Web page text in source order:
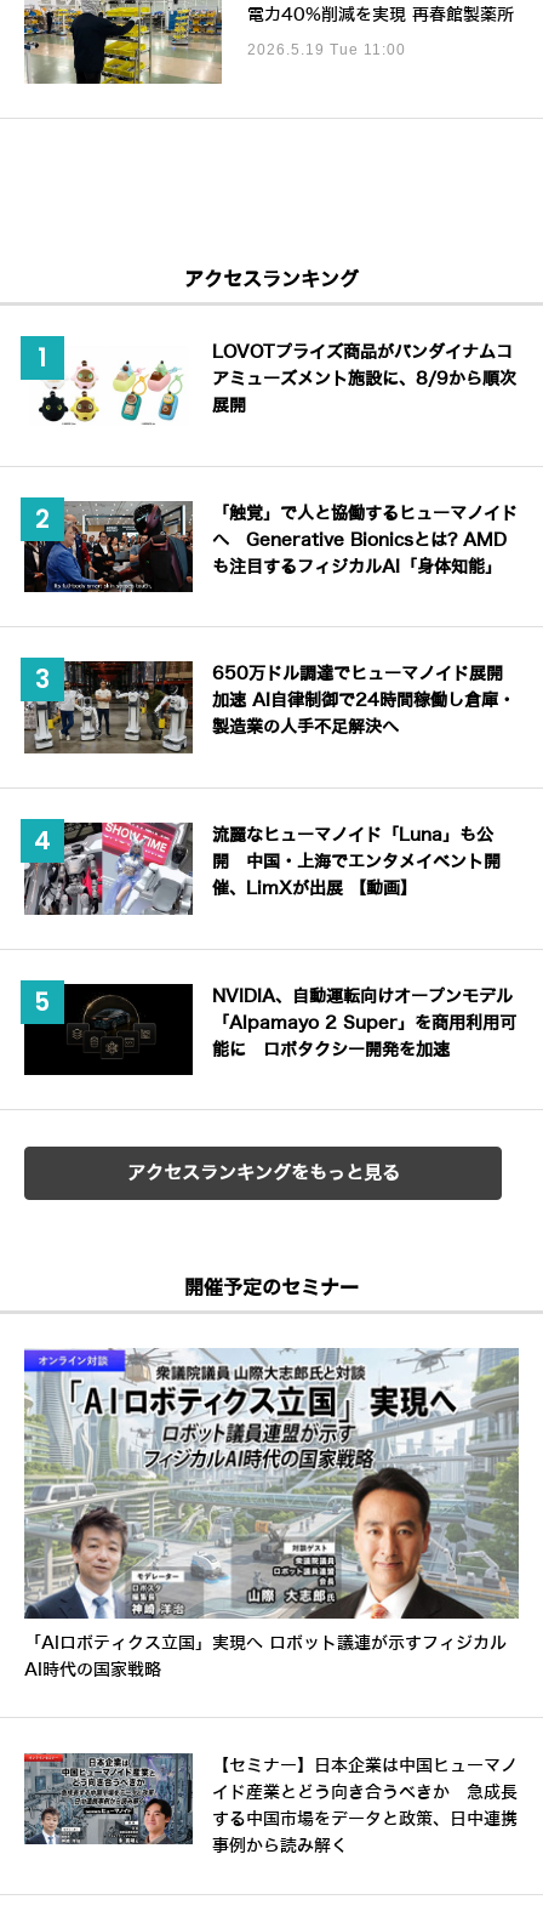
電力40%削減を実現 再春館製薬所
2026.5.19 Tue 11:00
アクセスランキング
LOVOTプライズ商品がバンダイナムコ
アミューズメント施設に、8/9から順次
展開
「触覚」で人と協働するヒューマノイド
へ Generative Bionicsとは? AMD
も注目するフィジカルAI「身体知能」
650万ドル調達でヒューマノイド展開
加速 AI自律制御で24時間稼働し倉庫・
製造業の人手不足解決へ
流麗なヒューマノイド「Luna」も公
開 中国・上海でエンタメイベント開
催、LimXが出展 【動画】
NVIDIA、自動運転向けオープンモデル
「Alpamayo 2 Super」を商用利用可
能に ロボタクシー開発を加速
アクセスランキングをもっと見る
開催予定のセミナー
「AIロボティクス立国」実現へ ロボット議連が示すフィジカル
AI時代の国家戦略
【セミナー】日本企業は中国ヒューマノ
イド産業とどう向き合うべきか 急成長
する中国市場をデータと政策、日中連携
事例から読み解く